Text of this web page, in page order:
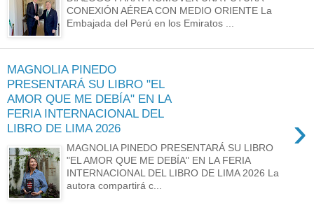
CONEXIÓN AÉREA CON MEDIO ORIENTE La
Embajada del Perú en los Emiratos ...
MAGNOLIA PINEDO
PRESENTARÁ SU LIBRO "EL
AMOR QUE ME DEBÍA" EN LA
FERIA INTERNACIONAL DEL
LIBRO DE LIMA 2026
›
MAGNOLIA PINEDO PRESENTARÁ SU LIBRO
"EL AMOR QUE ME DEBÍA" EN LA FERIA
INTERNACIONAL DEL LIBRO DE LIMA 2026 La
autora compartirá c...